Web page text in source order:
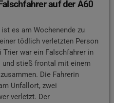
auf der A60
es am Wochenende zu
tödlich verletzten Person
war ein Falschfahrer in
und stieß frontal mit einem
Die Fahrerin
Unfallort, zwei
verletzt. Der